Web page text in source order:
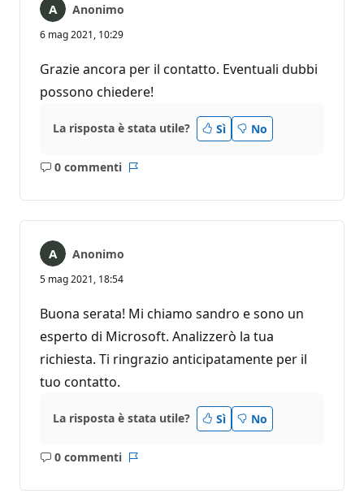
Anonimo
6 mag 2021, 10:29
Grazie ancora per il contatto. Eventuali dubbi
possono chiedere!
La risposta è stata utile? Sì No
0 commenti
Nessun
Anonimo
5 mag 2021, 18:54
Buona serata! Mi chiamo sandro e sono un
esperto di Microsoft. Analizzerò la tua
richiesta. Ti ringrazio anticipatamente per il
tuo contatto.
La risposta è stata utile? Sì No
0 commenti
Nessun